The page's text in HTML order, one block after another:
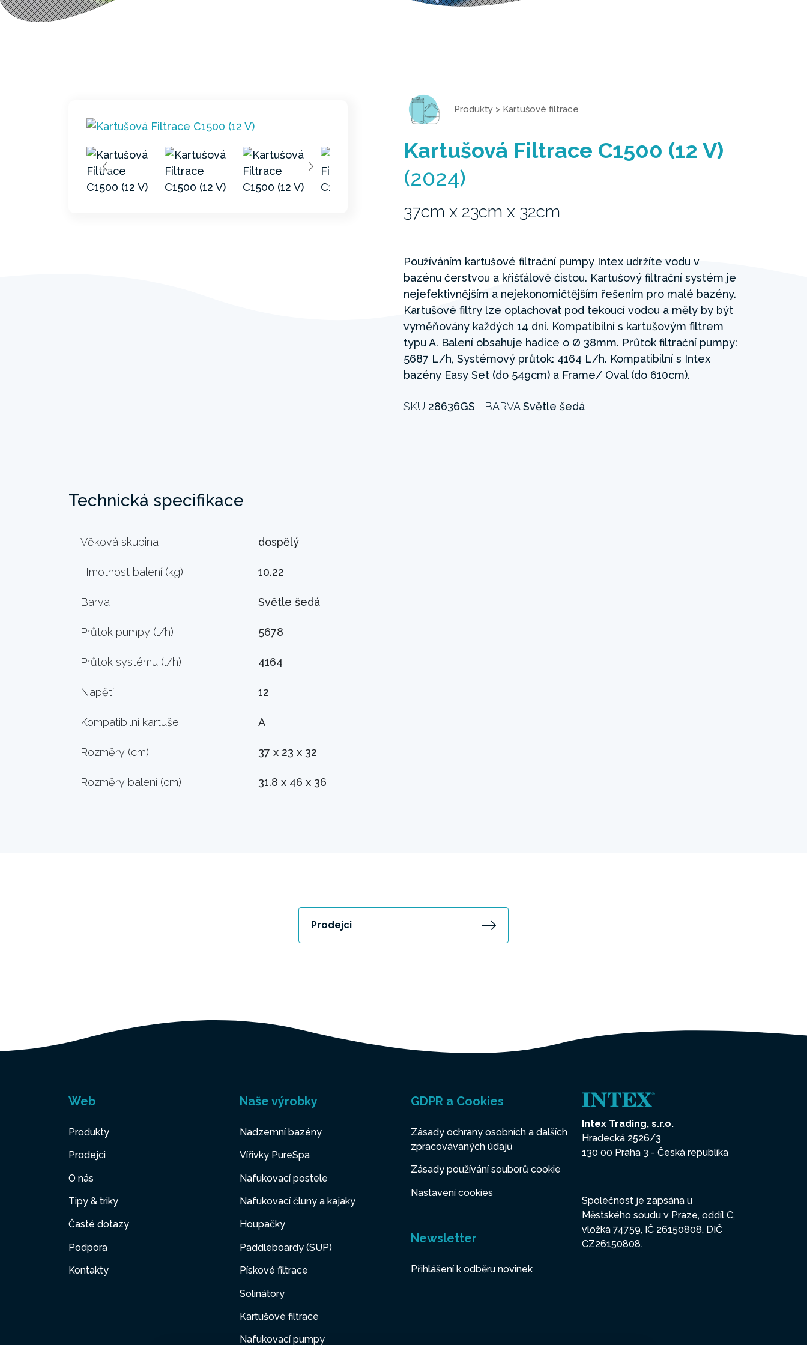
Produkty > Kartušové filtrace
Kartušová Filtrace C1500 (12 V)
(2024)
37cm x 23cm x 32cm
Používáním kartušové filtrační pumpy Intex udržíte vodu v
bazénu čerstvou a křišťálově čistou. Kartušový filtrační systém je
nejefektivnějším a nejekonomičtějším řešením pro malé bazény.
Kartušové filtry lze oplachovat pod tekoucí vodou a měly by být
vyměňovány každých 14 dní. Kompatibilní s kartušovým filtrem
typu A. Balení obsahuje hadice o Ø 38mm. Průtok filtrační pumpy:
5687 L/h, Systémový průtok: 4164 L/h. Kompatibilní s Intex
bazény Easy Set (do 549cm) a Frame/ Oval (do 610cm).
SKU 28636GS BARVASvětle šedá
Technická specifikace
Věková skupina dospělý
Hmotnost balení (kg) 10.22
Barva Světle šedá
Průtok pumpy (l/h) 5678
Průtok systému (l/h) 4164
Napětí 12
Kompatibilní kartuše A
Rozměry (cm) 37 x 23 x 32
Rozměry balení (cm) 31.8 x 46 x 36
Prodejci
Web
Produkty
Prodejci
O nás
Tipy & triky
Časté dotazy
Podpora
Kontakty
Naše výrobky
Nadzemní bazény
Vířivky PureSpa
Nafukovací postele
Nafukovací čluny a kajaky
Houpačky
Paddleboardy (SUP)
Pískové filtrace
Solinátory
Kartušové filtrace
Nafukovací pumpy
GDPR a Cookies
Zásady ochrany osobních a dalších
zpracovávaných údajů
Zásady používání souborů cookie
Nastavení cookies
Newsletter
Přihlášení k odběru novinek
Intex Trading, s.r.o.
Hradecká 2526/3
130 00 Praha 3 - Česká republika
Společnost je zapsána u
Městského soudu v Praze, oddíl C,
vložka 74759, IČ 26150808, DIČ
CZ26150808.